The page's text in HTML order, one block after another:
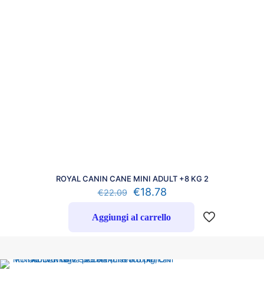
ROYAL CANIN CANE MINI ADULT +8 KG 2
€22.09 €18.78
Aggiungi al carrello